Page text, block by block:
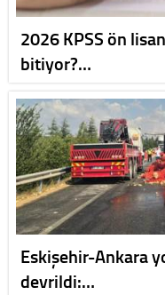
2026 KPSS ön
bitiyor?…
Eskişehir-Ankara
devrildi:…